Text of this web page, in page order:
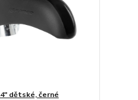
dětské, černé